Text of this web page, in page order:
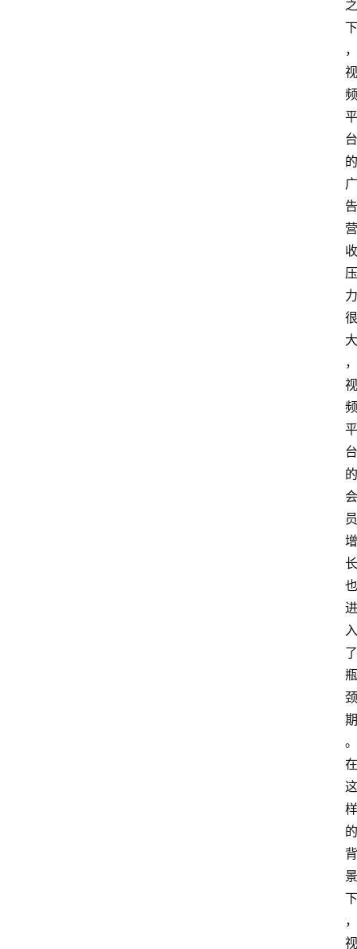
之
下
，
视
频
平
台
的
广
告
营
收
压
力
很
大
，
视
频
平
台
的
会
员
增
长
也
进
入
了
瓶
颈
期
。
在
这
样
的
背
景
下
，
视